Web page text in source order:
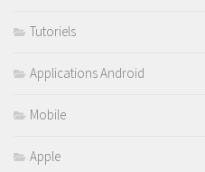
Tutoriels
Applications Android
Mobile
Apple